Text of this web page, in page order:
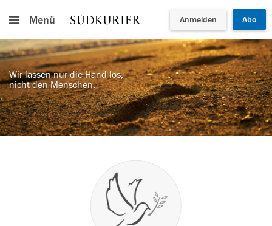
Menü Anmelden Abo
Wir lassen nur die Hand los,
nicht den Menschen.